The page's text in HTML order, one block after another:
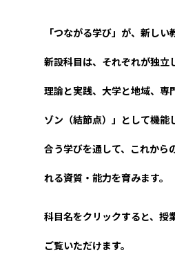
「つながる学び」が、新しい
新設科目は、それぞれが独立
理論と実践、大学と地域、専
ゾン（結節点）」として機能
合う学びを通して、これから
れる資質・能力を育みます。
科目名をクリックすると、授
ご覧いただけます。